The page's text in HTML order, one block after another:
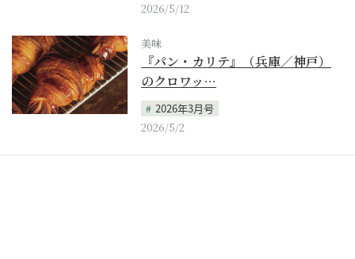
2026/5/12
美味
『パン・カリテ』（兵庫／神戸）
のクロワッ…
2026年3月号
2026/5/2